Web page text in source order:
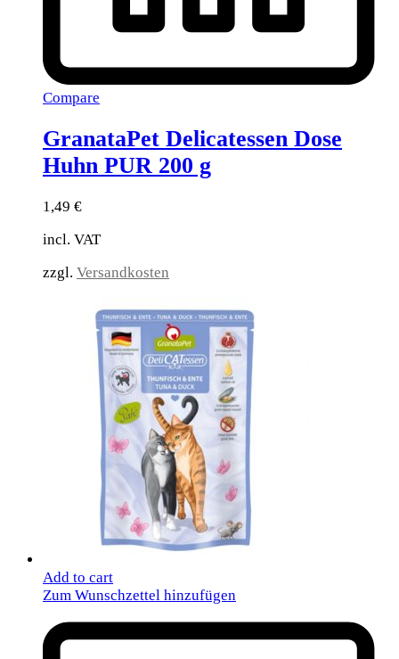
Compare
GranataPet Delicatessen Dose
Huhn PUR 200 g
1,49 €
incl. VAT
zzgl. Versandkosten
Add to cart
Zum Wunschzettel hinzufügen